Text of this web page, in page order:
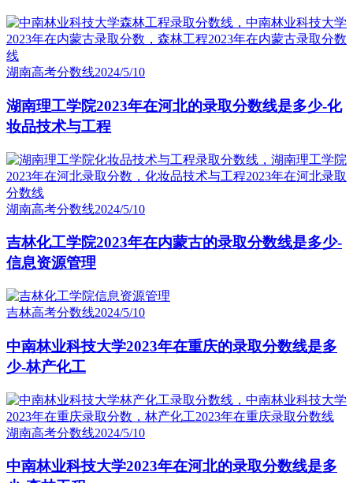
湖南高考分数线2024/5/10
湖南理工学院2023年在河北的录取分数线是多少-化
妆品技术与工程
湖南高考分数线2024/5/10
吉林化工学院2023年在内蒙古的录取分数线是多少-
信息资源管理
吉林高考分数线2024/5/10
中南林业科技大学2023年在重庆的录取分数线是多
少-林产化工
湖南高考分数线2024/5/10
中南林业科技大学2023年在河北的录取分数线是多